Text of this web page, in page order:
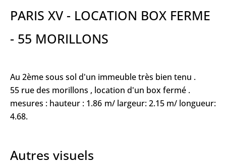
PARIS XV - LOCATION BOX FERME
- 55 MORILLONS
Au 2ème sous sol d'un immeuble très bien tenu .
55 rue des morillons , location d'un box fermé .
mesures : hauteur : 1.86 m/ largeur: 2.15 m/ longueur:
4.68.
Autres visuels